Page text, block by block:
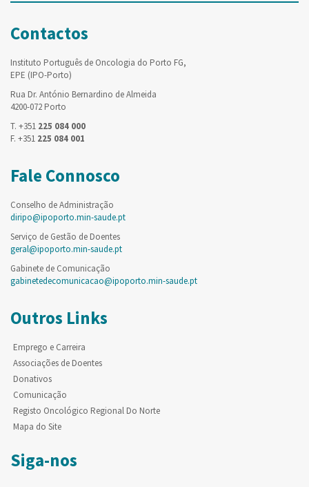
Contactos
Instituto Português de Oncologia do Porto FG,
EPE (IPO-Porto)
Rua Dr. António Bernardino de Almeida
4200-072 Porto
T. +351 225 084 000
F. +351 225 084 001
Fale Connosco
Conselho de Administração
diripo@ipoporto.min-saude.pt
Serviço de Gestão de Doentes
geral@ipoporto.min-saude.pt
Gabinete de Comunicação
gabinetedecomunicacao@ipoporto.min-saude.pt
Outros Links
Emprego e Carreira
Associações de Doentes
Donativos
Comunicação
Registo Oncológico Regional Do Norte
Mapa do Site
Siga-nos